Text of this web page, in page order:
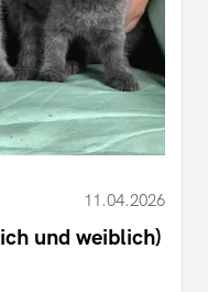
11.04.2026
und weiblich)